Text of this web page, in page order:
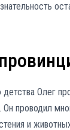
Олег
проводил
и